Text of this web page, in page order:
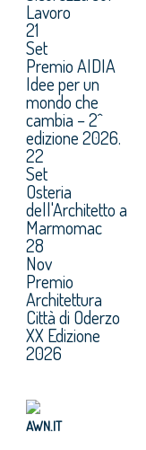
Lavoro
21
Set
Premio AIDIA
Idee per un
mondo che
cambia – 2^
edizione 2026.
22
Set
Osteria
dell'Architetto a
Marmomac
28
Nov
Premio
Architettura
Città di Oderzo
XX Edizione
2026
AWN.IT